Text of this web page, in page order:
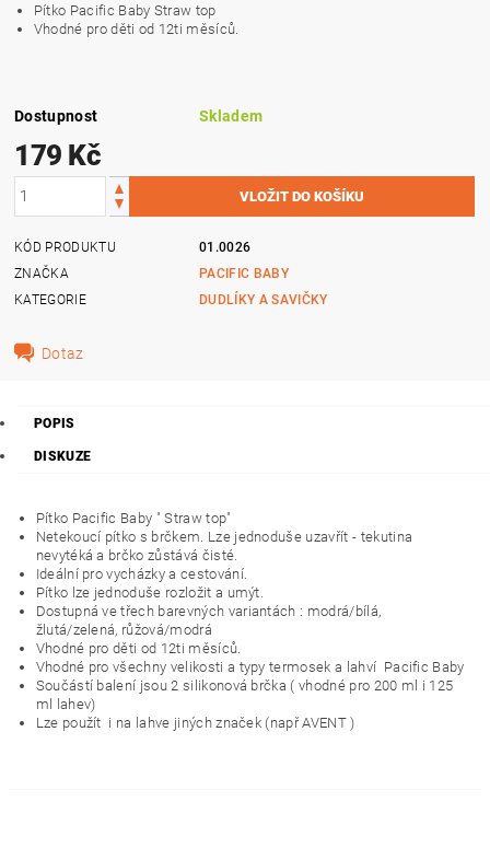
Pítko Pacific Baby Straw top
Vhodné pro děti od 12ti měsíců.
Dostupnost Skladem
179 Kč
KÓD PRODUKTU
01.0026
ZNAČKA
PACIFIC BABY
KATEGORIE
DUDLÍKY A SAVIČKY
Dotaz
POPIS
DISKUZE
Pítko Pacific Baby " Straw top"
Netekoucí pítko s brčkem. Lze jednoduše uzavřít - tekutina
nevytéká a brčko zůstává čisté.
Ideální pro vycházky a cestování.
Pítko lze jednoduše rozložit a umýt.
Dostupná ve třech barevných variantách : modrá/bílá,
žlutá/zelená, růžová/modrá
Vhodné pro děti od 12ti měsíců.
Vhodné pro všechny velikosti a typy termosek a lahví Pacific Baby
Součástí balení jsou 2 silikonová brčka ( vhodné pro 200 ml i 125
ml lahev)
Lze použít i na lahve jiných značek (např AVENT )